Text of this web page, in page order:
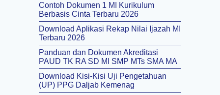
Contoh Dokumen 1 MI Kurikulum
Berbasis Cinta Terbaru 2026
Download Aplikasi Rekap Nilai Ijazah MI
Terbaru 2026
Panduan dan Dokumen Akreditasi
PAUD TK RA SD MI SMP MTs SMA MA
Download Kisi-Kisi Uji Pengetahuan
(UP) PPG Daljab Kemenag